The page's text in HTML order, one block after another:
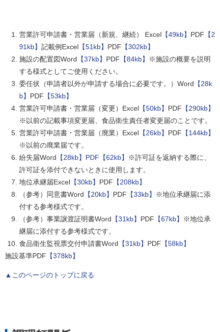
営業許可申請書・営業届（新規、継続） Excel【49kb】 PDF 【2
91kb】 記載例Excel【51kb】 PDF 【302kb】
施設の配置図Word 【37kb】 PDF 【84kb】
※施設の概要を説明
する様式としてご使用ください。
委任状（申請者以外が申請する場合に必要です。）Word 【28k
b】 PDF 【53kb】
営業許可申請書・営業届（変更）Excel【50kb】 PDF 【290kb】
※以前の記載事項変更届、食品衛生責任者変更届のことです。
営業許可申請書・営業届（廃業）Excel【26kb】 PDF 【144kb】
※以前の廃業届です。
紛失届Word 【28kb】 PDF【62kb】
※許可証を返納する際に、
許可証を添付できないときに使用します。
地位承継届Excel【30kb】 PDF 【208kb】
（参考）同意書Word 【20kb】 PDF 【33kb】
※地位承継届に添
付する参考様式です。
（参考）事業譲渡証明書Word 【31kb】 PDF 【67kb】
※地位承
継届に添付する参考様式です。
食品衛生監視票交付申請書Word 【31kb】 PDF 【58kb】
施設基準PDF 【378kb】
▲このページのトップに戻る